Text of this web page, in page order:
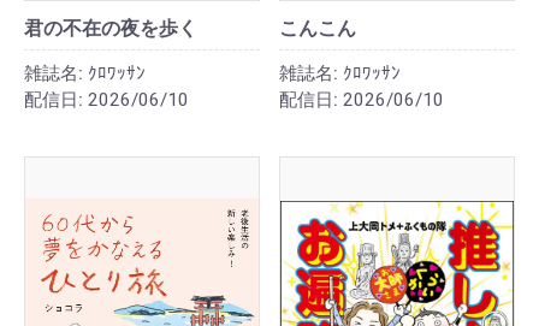
君の不在の夜を歩く
雑誌名: ｸﾛﾜｯｻﾝ
配信日: 2026/06/10
こんこん
雑誌名: ｸﾛﾜｯｻﾝ
配信日: 2026/06/10